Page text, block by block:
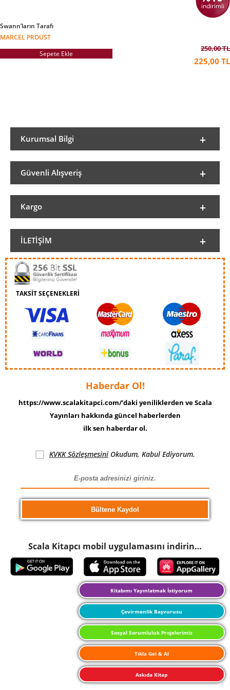
indirimli
Swann’ların Tarafı
MARCEL PROUST
Sepete Ekle
250,00 TL
225,00 TL
Kurumsal Bilgi
Güvenli Alışveriş
Kargo
İLETIŞIM
TAKSİT SEÇENEKLERİ
Haberdar Ol!
https://www.scalakitapci.com/’daki yeniliklerden ve Scala
Yayınları hakkında güncel haberlerden
ilk sen haberdar ol.
KVKK SözleşmesiniOkudum, Kabul Ediyorum.
Scala Kitapcı mobil uygulamasını indirin…
Kitabımı Yayınlatmak İstiyorum
Çevirmenlik Başvurusu
Sosyal Sorumluluk Projelerimiz
Tıkla Gel & Al
Askıda Kitap